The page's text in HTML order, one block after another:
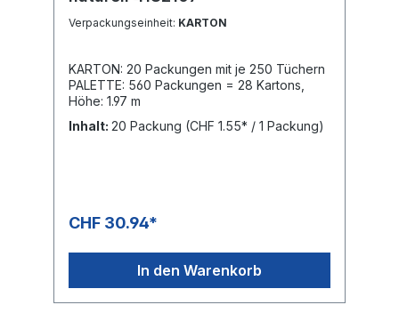
250 Blatt PALETTE: 1'200 Rollen = 20 Bags
Verpackungseinheit: KARTON
KARTON: 20 Packungen mit je 250 Tüchern
PALETTE: 560 Packungen = 28 Kartons,
Höhe: 1.97 m
Inhalt: 20 Packung (CHF 1.55* / 1 Packung)
CHF 30.94*
In den Warenkorb